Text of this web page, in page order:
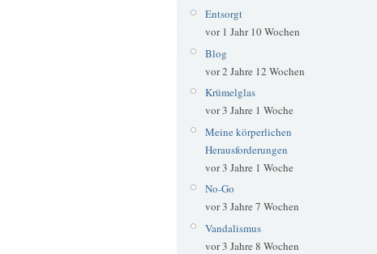
Entsorgt
vor 1 Jahr 10 Wochen
Blog
vor 2 Jahre 12 Wochen
Krümelglas
vor 3 Jahre 1 Woche
Meine körperlichen
Herausforderungen
vor 3 Jahre 1 Woche
No-Go
vor 3 Jahre 7 Wochen
Vandalismus
vor 3 Jahre 8 Wochen